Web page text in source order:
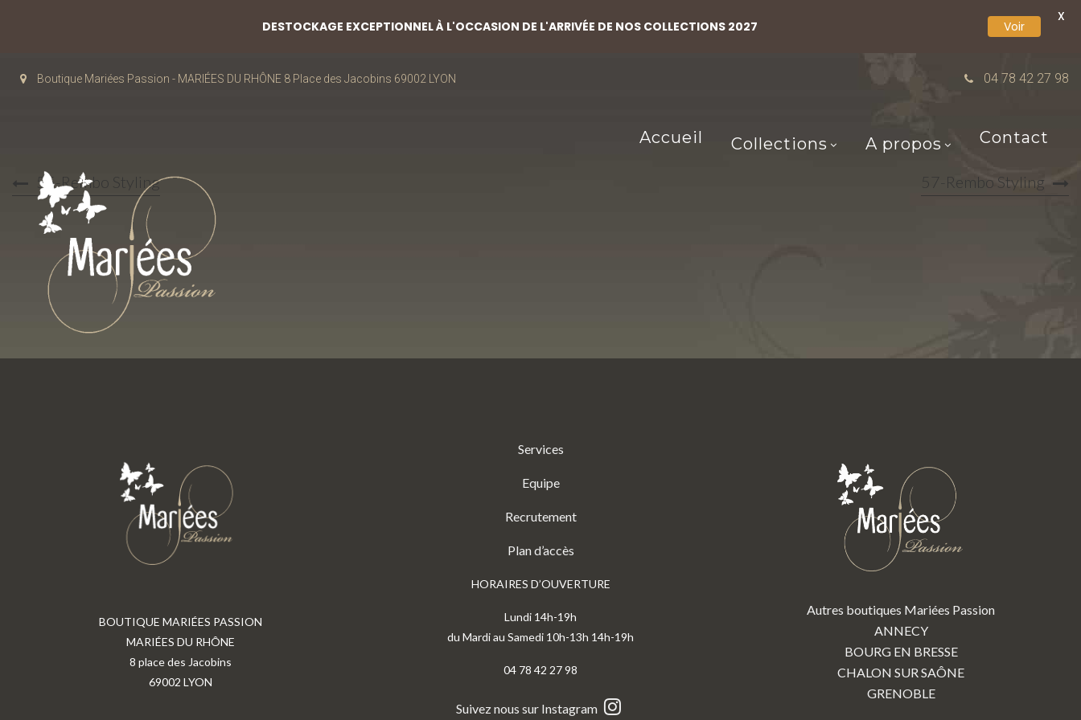
Boutique Mariées Passion - MARIÉES DU RHÔNE 8 Place des Jacobins 69002 LYON 04 78 42 27 98
Accueil Collections A propos Contact
55-Rembo Styling 57-Rembo Styling
BOUTIQUE MARIÉES PASSION
MARIÉES DU RHÔNE
8 place des Jacobins
69002 LYON
Services
Equipe
Recrutement
Plan d’accès
HORAIRES D’OUVERTURE
Lundi 14h-19h
du Mardi au Samedi 10h-13h 14h-19h
04 78 42 27 98
Suivez nous sur Instagram
Autres boutiques Mariées Passion
ANNECY
BOURG EN BRESSE
CHALON SUR SAÔNE
GRENOBLE
DESTOCKAGE EXCEPTIONNEL À L'OCCASION DE L'ARRIVÉE DE NOS COLLECTIONS 2027 Voir
X